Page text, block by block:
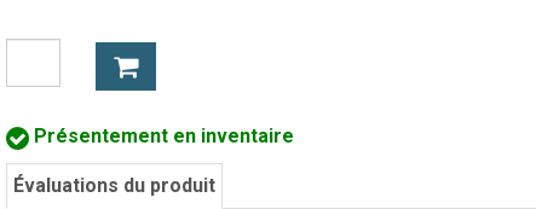
Présentement en inventaire
Évaluations du produit